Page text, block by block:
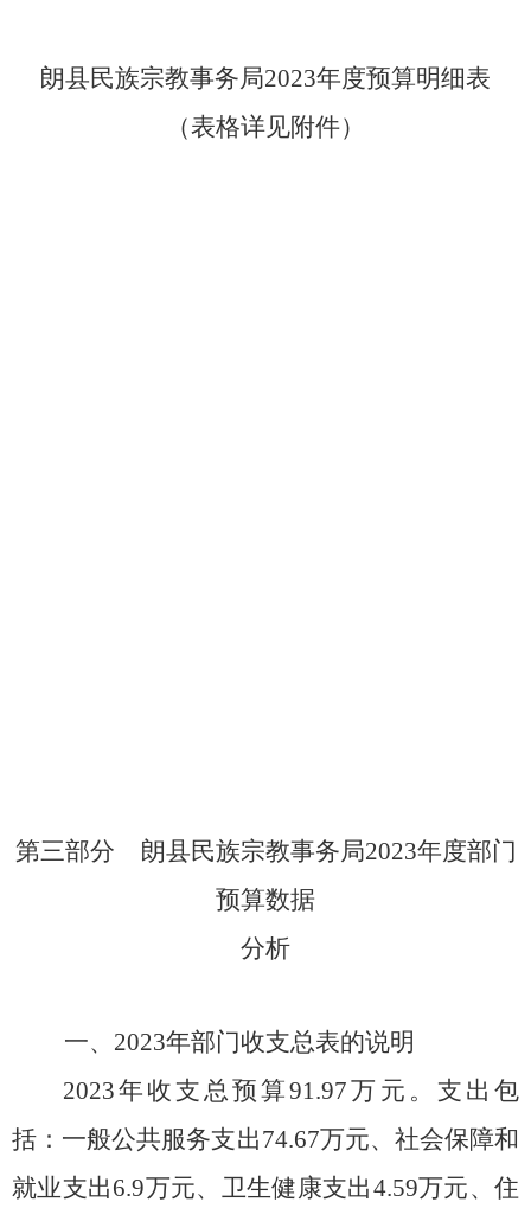
朗县民族宗教事务局2023年度预算明细表
（表格详见附件）
第三部分 朗县民族宗教事务局2023年度部门
预算数据
分析
一、 2023年部门收支总表的说明
2023年收支总预算91.97万元。支出包
括：一般公共服务支出74.67万元、社会保障和
就业支出6.9万元、卫生健康支出4.59万元、住